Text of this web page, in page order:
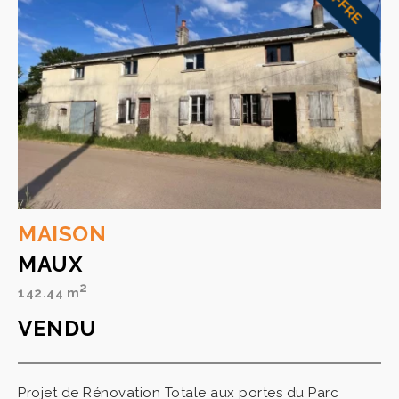
MAISON
MAUX
142.44 m2
VENDU
Projet de Rénovation Totale aux portes du Parc